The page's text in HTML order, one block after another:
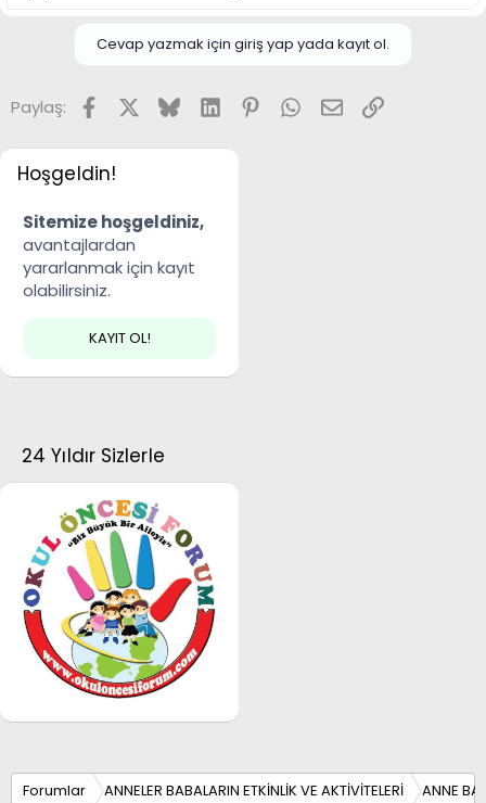
Cevap yazmak için giriş yap yada kayıt ol.
Paylaş: FacebookBlueskyLinkedInPinterestWhatsApp
E-posta
Link
Hoşgeldin!
Sitemize hoşgeldiniz,
avantajlardan
yararlanmak için kayıt
olabilirsiniz.
KAYIT OL!
24 Yıldır Sizlerle
Forumlar ANNELER BABALARIN ETKİNLİK VE AKTİVİTELERİ ANNE